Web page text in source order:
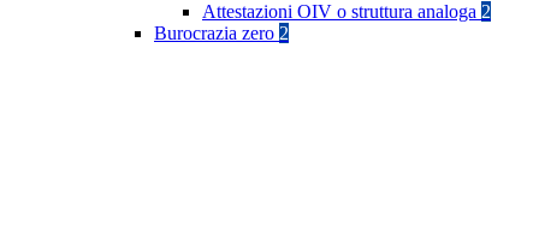
Attestazioni OIV o struttura analoga 2
Burocrazia zero 2